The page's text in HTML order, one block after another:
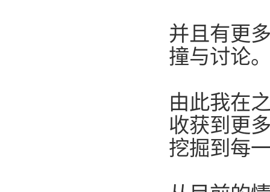
并且有更
撞与讨论
由此我在
收获到更
挖掘到每